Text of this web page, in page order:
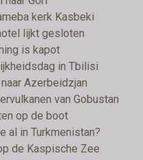
kerk Kasbeki
lijkt gesloten
is kapot
in Tbilisi
Azerbeidzjan
van Gobustan
op de boot
al in Turkmenistan?
de Kaspische Zee